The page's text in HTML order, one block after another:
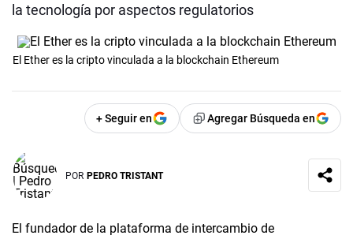
la tecnología por aspectos regulatorios
El Ether es la cripto vinculada a la blockchain Ethereum
+ Seguir en Agregar Búsqueda en
POR PEDRO TRISTANT
El fundador de la plataforma de intercambio de